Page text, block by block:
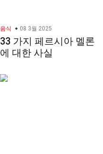
음식 08 3월 2025
33 가지 페르시아 멜론
에 대한 사실